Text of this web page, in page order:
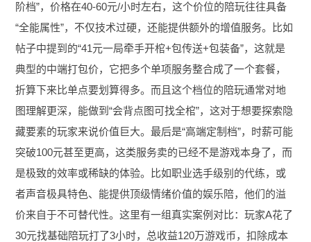
阶档”，价格在40-60元/小时左右，这个价位的陪玩往往具备
“全能属性”，不仅技术过硬，还能提供额外的增值服务。比如
帖子中提到的“41元一局牵手开棺+包传送+包装备”，这就是
典型的中端打包价，它把多个单项服务整合成了一个套餐，
折算下来比单点要划算得多。而且这个档位的陪玩通常对地
图理解更深，能做到“会背点图可找全棺”，这对于想要探索隐
藏要素的玩家来说价值巨大。最后是“高端定制档”，时薪可能
突破100元甚至更高，这类服务卖的已经不是游戏本身了，而
是极致的效率或稀缺的体验。比如职业选手级别的代练，或
者声音极具特色、能提供顶级情绪价值的娱乐陪，他们的溢
价来自于不可替代性。这里有一组真实案例对比：玩家A花了
30元找基础陪玩打了3小时，总收益120万游戏币，扣除成本